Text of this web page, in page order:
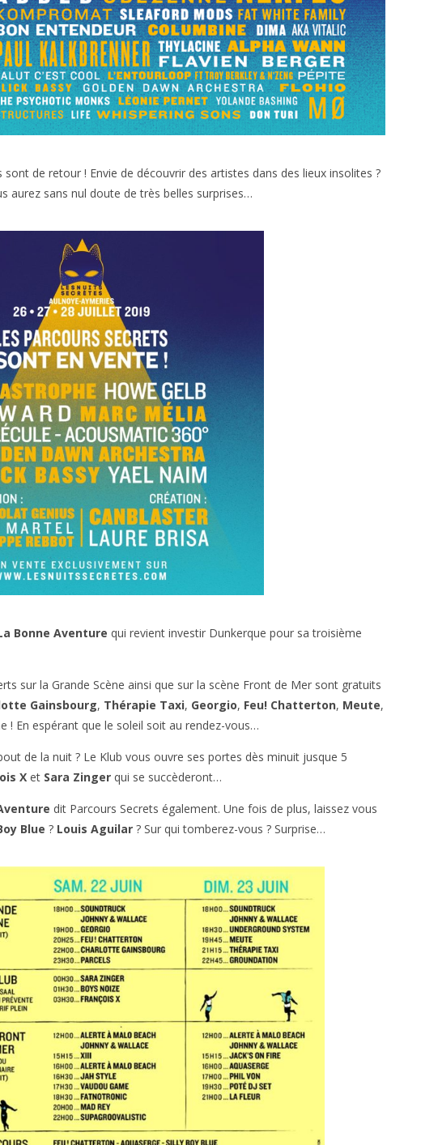
sont de retour ! Envie de découvrir des artistes dans des lieux insolites ?
aurez sans nul doute de très belles surprises…
Bonne Aventure qui revient investir Dunkerque pour sa troisième
sur la Grande Scène ainsi que sur la scène Front de Mer sont gratuits
Gainsbourg, Thérapie Taxi, Georgio, Feu! Chatterton, Meute,
! En espérant que le soleil soit au rendez-vous…
de la nuit ? Le Klub vous ouvre ses portes dès minuit jusque 5
X et Sara Zinger qui se succèderont…
dit Parcours Secrets également. Une fois de plus, laissez vous
Blue ? Louis Aguilar ? Sur qui tomberez-vous ? Surprise…